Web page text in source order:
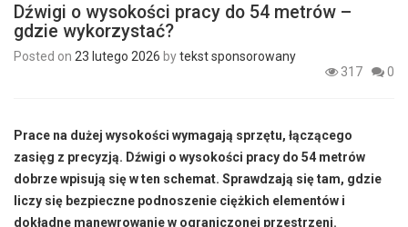
Dźwigi o wysokości pracy do 54 metrów –
gdzie wykorzystać?
Posted on 23 lutego 2026 bytekst sponsorowany
317
0
Prace na dużej wysokości wymagają sprzętu, łączącego
zasięg z precyzją. Dźwigi o wysokości pracy do 54 metrów
dobrze wpisują się w ten schemat. Sprawdzają się tam, gdzie
liczy się bezpieczne podnoszenie ciężkich elementów i
dokładne manewrowanie w ograniczonej przestrzeni.